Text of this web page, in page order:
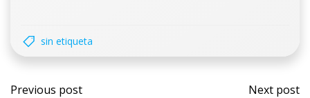
sin etiqueta
Previous post Next post